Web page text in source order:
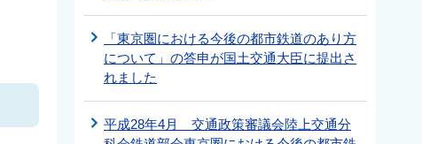
「東京圏における今後の都市鉄道のあり方
について」の答申が国土交通大臣に提出さ
れました
平成28年4月 交通政策審議会陸上交通分